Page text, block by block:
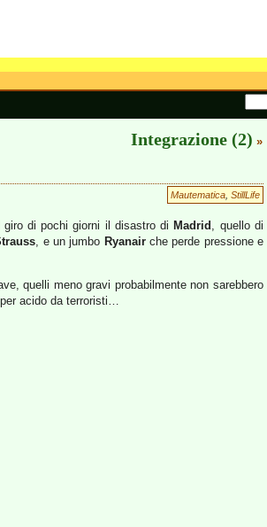
Integrazione (2) »
Mautematica StillLife
di pochi giorni il disastro di Madrid , quello di
, e un jumbo Ryanairche perde pressione e
quelli meno gravi probabilmente non sarebbero
acido da terroristi…